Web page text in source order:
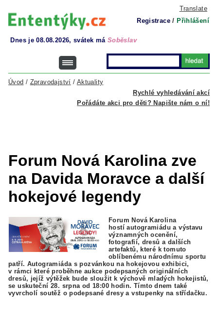
Translate
Registrace / Přihlášení
Dnes je 08.08.2026, svátek má Soběslav
Rychlé vyhledávání akcí
Úvod / Zpravodajství / Aktuality
Pořádáte akci pro děti? Napište nám o ní!
Forum Nová Karolina zve
na Davida Moravce a další
hokejové legendy
Forum Nová Karolina
hostí autogramiádu a výstavu
významných ocenění,
fotografií, dresů a dalších
artefaktů, které k tomuto
oblíbenému národnímu sportu
patří. Autogramiáda s pozvánkou na hokejovou exhibici,
v rámci které proběhne aukce podepsaných originálních
dresů, jejíž výtěžek bude sloužit k výchově mladých hokejistů,
se uskuteční 28. srpna od 18:00 hodin. Tímto dnem také
vyvrcholí soutěž o podepsané dresy a vstupenky na střídačku.